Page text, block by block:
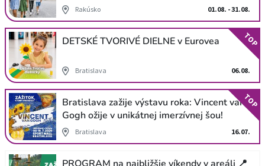
Rakúsko 01.08. - 31.08.
DETSKÉ TVORIVÉ DIELNE v Eurovea
Bratislava 06.08.
TOP
Bratislava zažije výstavu roka: Vincent van
Gogh ožije v unikátnej imerzívnej šou!
Bratislava 16.07.
TOP